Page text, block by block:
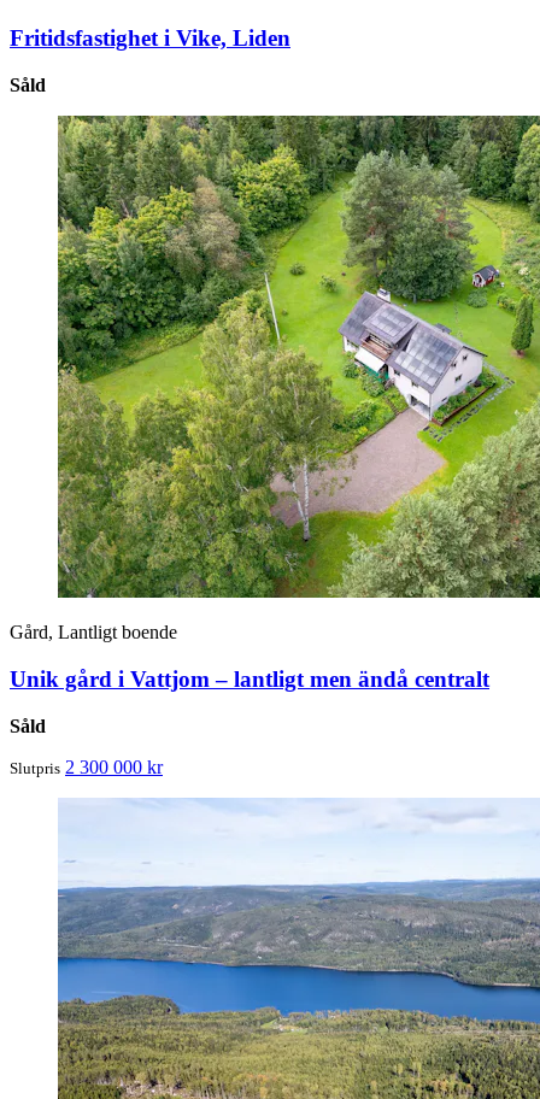
Fritidsfastighet i Vike, Liden
Såld
Gård, Lantligt boende
Unik gård i Vattjom – lantligt men ändå centralt
Såld
Slutpris 2 300 000 kr